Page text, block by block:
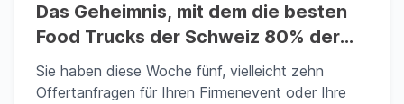
Das Geheimnis, mit dem die besten
Food Trucks der Schweiz 80% der
unnötigen Anfragen filtern (und
warum Ihre in diesem Stapel liegt)
Sie haben diese Woche fünf, vielleicht zehn
Offertanfragen für Ihren Firmenevent oder Ihre